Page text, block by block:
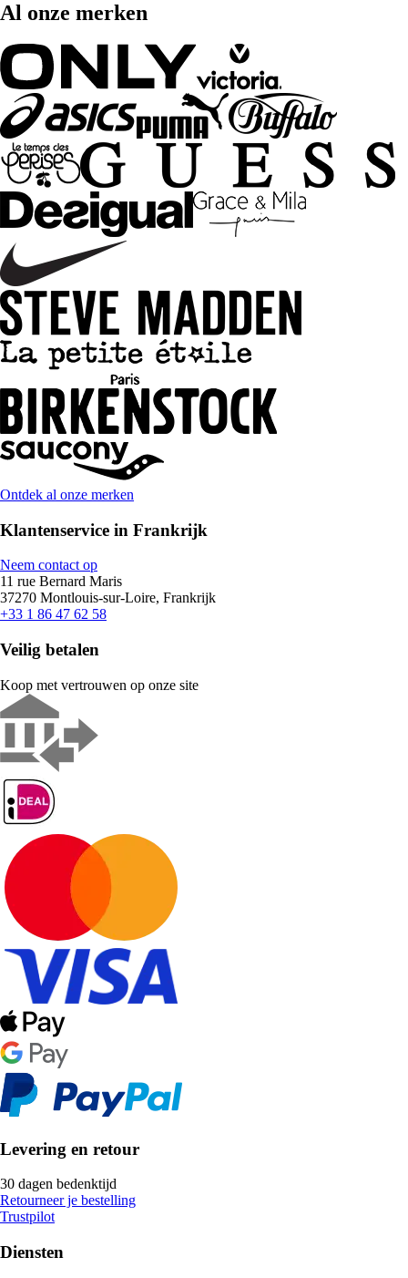
Al onze merken
Ontdek al onze merken
Klantenservice in Frankrijk
Neem contact op
11 rue Bernard Maris
37270 Montlouis-sur-Loire, Frankrijk
+33 1 86 47 62 58
Veilig betalen
Koop met vertrouwen op onze site
Levering en retour
30 dagen bedenktijd
Retourneer je bestelling
Trustpilot
Diensten